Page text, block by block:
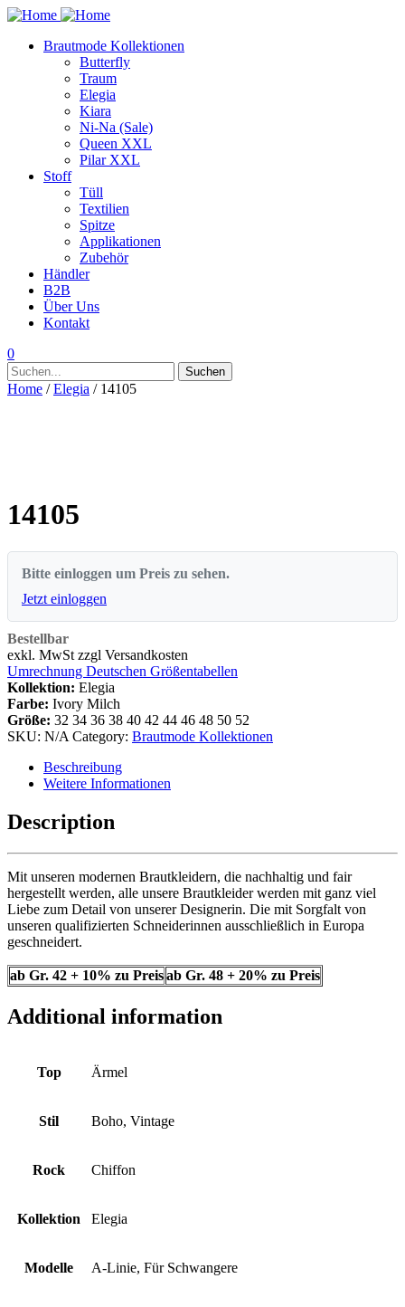
Brautmode Kollektionen
Butterfly
Traum
Elegia
Kiara
Ni-Na (Sale)
Queen XXL
Pilar XXL
Stoff
Tüll
Textilien
Spitze
Applikationen
Zubehör
Händler
B2B
Über Uns
Kontakt
0
Suchen
nach:
Suchen
Home /Elegia / 14105
14105
Bitte einloggen um Preis zu sehen.
Jetzt einloggen
Bestellbar
exkl. MwSt zzgl Versandkosten
Umrechnung Deutschen Größentabellen
Kollektion: Elegia
Farbe: Ivory Milch
Größe: 32 34 36 38 40 42 44 46 48 50 52
SKU: N/A Category: Brautmode Kollektionen
Beschreibung
Weitere Informationen
Description
Mit unseren modernen Brautkleidern, die nachhaltig und fair
hergestellt werden, alle unsere Brautkleider werden mit ganz viel
Liebe zum Detail von unserer Designerin. Die mit Sorgfalt von
unseren qualifizierten Schneiderinnen ausschließlich in Europa
geschneidert.
ab Gr. 42 + 10% zu Preisab Gr. 48 + 20% zu Preis
Additional information
Top Ärmel
Stil Boho, Vintage
Rock Chiffon
Kollektion Elegia
Modelle A-Linie, Für Schwangere